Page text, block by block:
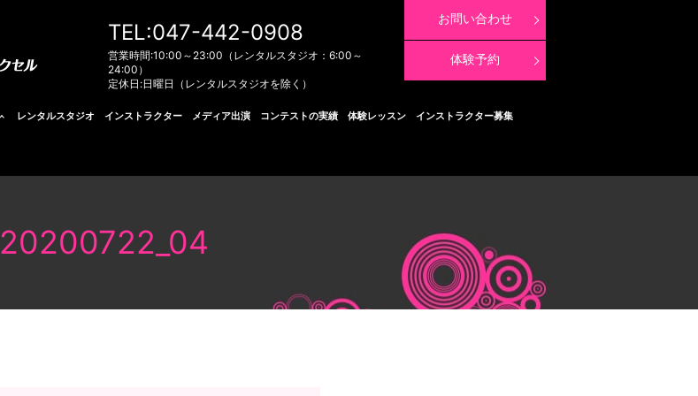
レンタルスタジオ インストラクター メディア出演 コンテストの実績 体験レッスン インストラクター募集
TEL:047-442-0908
営業時間:10:00～23:00（レンタルスタジオ：6:00～
24:00）
定休日:日曜日（レンタルスタジオを除く）
お問い合わせ
体験予約
20200722_04